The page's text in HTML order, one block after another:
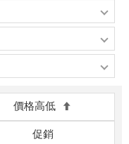
價格高低
促銷